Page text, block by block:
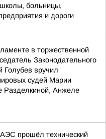
больницы,
и дороги
в торжественной
Законодательного
Голубев вручил
судей Марии
Разделкиной, Анжеле
прошёл технический